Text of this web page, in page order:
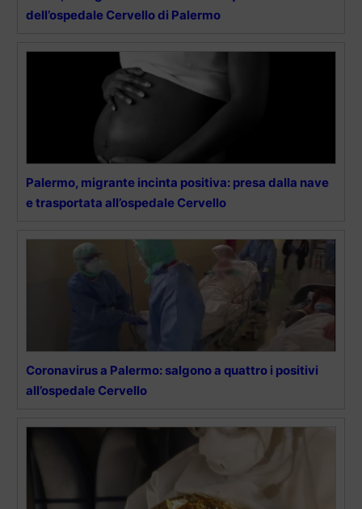
dell’ospedale Cervello di Palermo
Palermo, migrante incinta positiva: presa dalla nave
e trasportata all’ospedale Cervello
Coronavirus a Palermo: salgono a quattro i positivi
all’ospedale Cervello